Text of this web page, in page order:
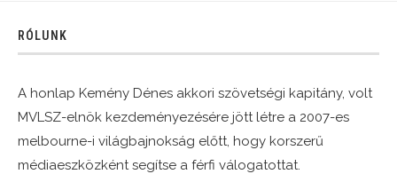
RÓLUNK
A honlap Kemény Dénes akkori szövetségi kapitány, volt
MVLSZ-elnök kezdeményezésére jött létre a 2007-es
melbourne-i világbajnokság előtt, hogy korszerű
médiaeszközként segítse a férfi válogatottat.